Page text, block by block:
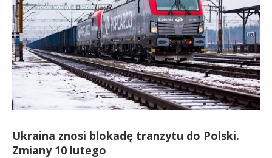
Ukraina znosi blokadę tranzytu do Polski.
Zmiany 10 lutego